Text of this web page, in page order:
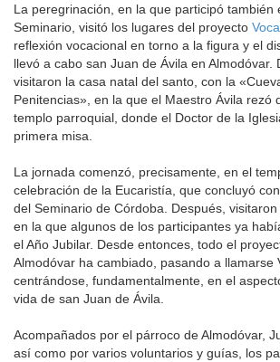
La peregrinación, en la que participó también
Seminario, visitó los lugares del proyecto
reflexión vocacional en torno a la figura y el
llevó a cabo san Juan de Ávila en Almodóvar.
visitaron la casa natal del santo, con la
Penitencias», en la que el Maestro Ávila rezó
templo parroquial, donde el Doctor de la
primera misa.
La jornada comenzó, precisamente, en el
celebración de la Eucaristía, que concluyó
del Seminario de Córdoba. Después, visitaron
en la que algunos de los participantes ya
el Año Jubilar. Desde entonces, todo el
Almodóvar ha cambiado, pasando a llamarse
centrándose, fundamentalmente, en el
vida de san Juan de Ávila.
Acompañados por el párroco de Almodóvar,
así como por varios voluntarios y guías, los